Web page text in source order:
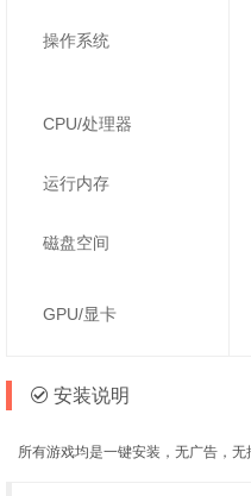
操作系统
CPU/处理器
运行内存
磁盘空间
GPU/显卡
安装说明
所有游戏均是一键安装，无广告，无